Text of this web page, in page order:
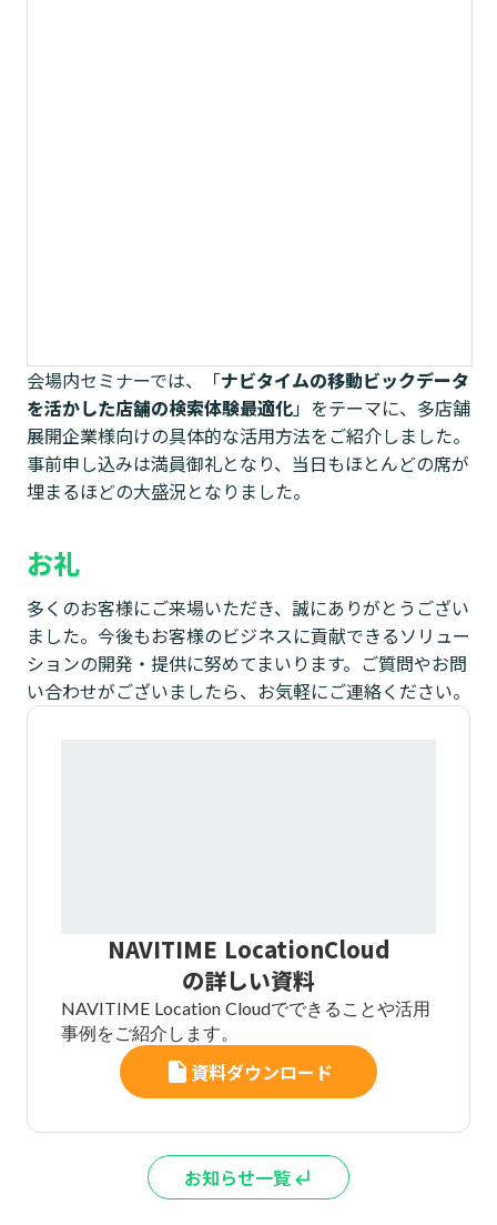
会場内セミナーでは、「ナビタイムの移動ビックデータ
を活かした店舗の検索体験最適化」をテーマに、多店舗
展開企業様向けの具体的な活用方法をご紹介しました。
事前申し込みは満員御礼となり、当日もほとんどの席が
埋まるほどの大盛況となりました。
お礼
多くのお客様にご来場いただき、誠にありがとうござい
ました。今後もお客様のビジネスに貢献できるソリュー
ションの開発・提供に努めてまいります。ご質問やお問
い合わせがございましたら、お気軽にご連絡ください。
NAVITIME LocationCloud
の詳しい資料
NAVITIME Location Cloudでできることや活用
事例をご紹介します。
insert_drive_file 資料ダウンロード
お知らせ一覧 subdirectory_arrow_left